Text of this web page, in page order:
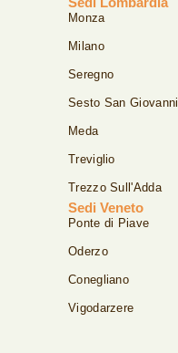
Monza
Milano
Seregno
Sesto San Giovanni
Meda
Treviglio
Trezzo Sull'Adda
Sedi Veneto
Ponte di Piave
Oderzo
Conegliano
Vigodarzere